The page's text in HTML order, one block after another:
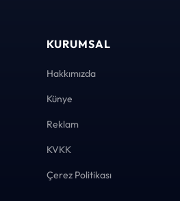
KURUMSAL
Hakkımızda
Künye
Reklam
KVKK
Çerez Politikası